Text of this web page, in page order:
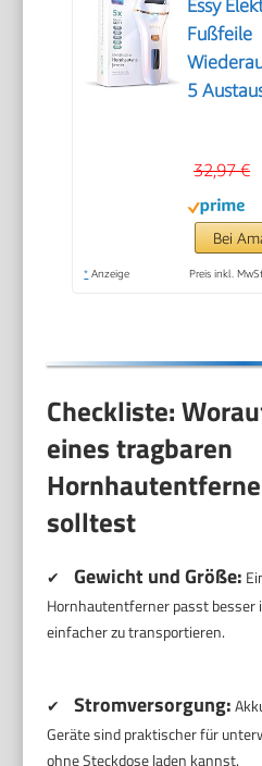
Essy
Fußfeile
5
32,97 €
Bei
* Anzeige Preis inkl.
Checkliste:
eines tragbaren
solltest
✔ Gewicht und Größe:
Hornhautentferner passt besser
einfacher zu transportieren.
✔ Stromversorgung:
Geräte sind praktischer für
ohne Steckdose laden kannst.